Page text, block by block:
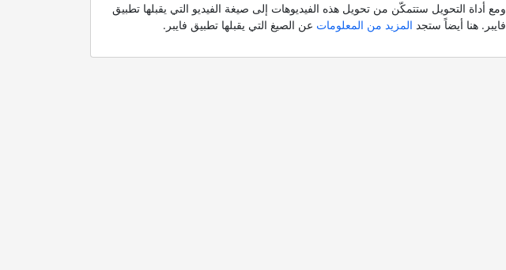
ومع أداة التحويل ستتمكّن من تحويل هذه الفيديوهات إلى صيغة الفيديو التي يقبلها تطبيق
فايبر. هنا أيضاً ستجد المزيد من المعلومات عن الصيغ التي يقبلها تطبيق فايبر.